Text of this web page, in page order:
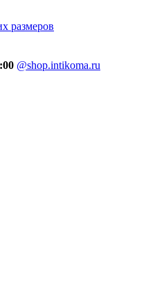
@shop.intikoma.ru